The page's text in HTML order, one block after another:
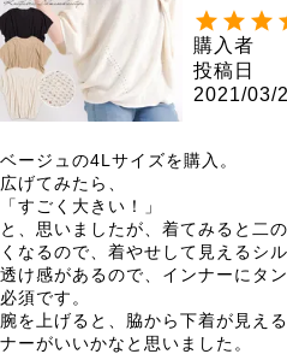
購入者
投稿日
2021/03/
ベージュの4Lサイズを購入。
広げてみたら、
「すごく大きい！」
と、思いましたが、着てみると二
くなるので、着やせして見えるシ
透け感があるので、インナーにタ
必須です。
腕を上げると、脇から下着が見え
ナーがいいかなと思いました。